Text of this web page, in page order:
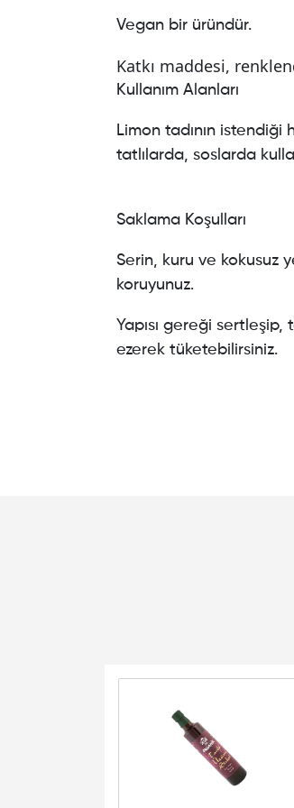
Vegan bir üründür.
Katkı maddesi,
Kullanım Alanları
Limon tadının
tatlılarda, soslarda
Saklama Koşulları
Serin, kuru ve kokusuz
koruyunuz.
Yapısı gereği
ezerek tüketebilirsiniz.